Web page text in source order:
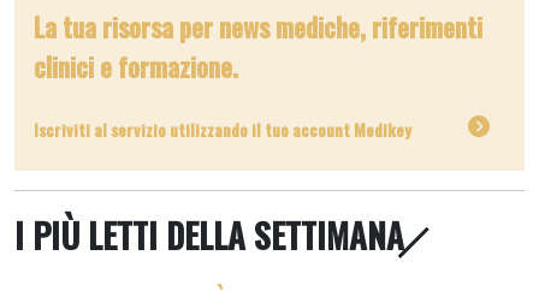
La tua risorsa per news mediche, riferimenti
clinici e formazione.
Iscriviti al servizio utilizzando il tuo account Medikey
I PIÙ LETTI DELLA SETTIMANA